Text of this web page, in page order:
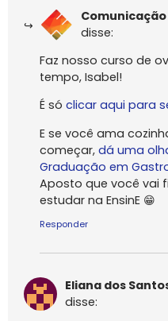
Comunicação
disse:
Faz nosso curso de
tempo, Isabel!
É só clicar aqui para
E se você ama
começar, dá uma
Graduação em
Aposto que você vai
estudar na EnsinE 😁
Responder
Eliana dos
disse: